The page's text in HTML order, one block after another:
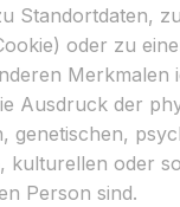
Standortdaten,
oder zu
Merkmalen
Ausdruck der
genetischen,
kulturellen oder
Person sind.